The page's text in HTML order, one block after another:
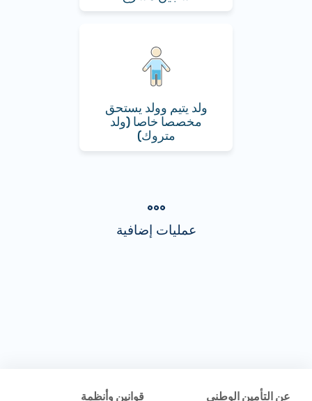
ولد يتيم وولد يستحق
مخصصا خاصا (ولد
متروك)
عمليات إضافية
عن التأمين الوطني قوانين وأنظمة